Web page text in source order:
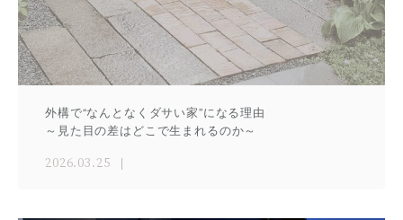
外構で“なんとなくダサい家”になる理由
～見た目の差はどこで生まれるのか～
2026.03.25